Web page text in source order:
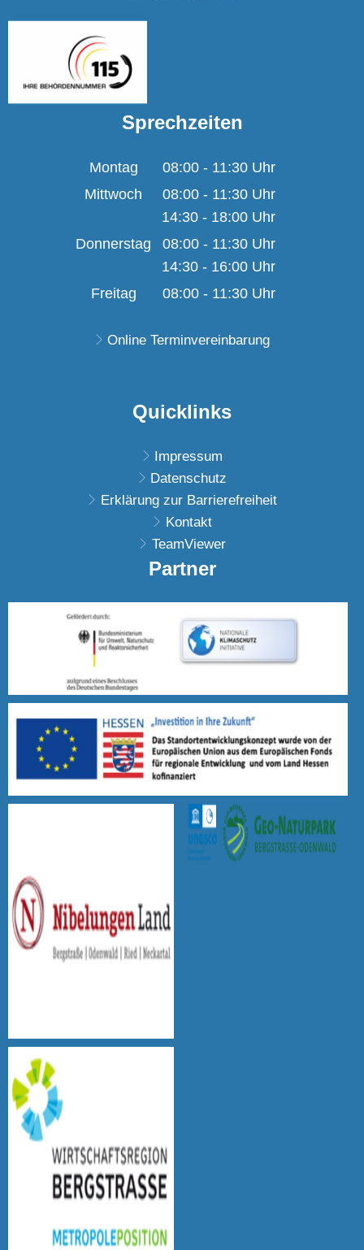
Sprechzeiten
Montag 08:00- 11:30Uhr
Von 08:00 bis 11:30
Mittwoch 08:00- 11:30Uhr
Von 08:00 bis 11:30
14:30 - 18:00 Uhr
Von 14:30 bis 18:00
Donnerstag 08:00- 11:30Uhr
Von 08:00 bis 11:30
14:30 - 16:00 Uhr
Von 14:30 bis 16:00
Freitag 08:00- 11:30Uhr
Online Terminvereinbarung
Quicklinks
Impressum
Datenschutz
Erklärung zur Barrierefreiheit
Kontakt
TeamViewer
Partner